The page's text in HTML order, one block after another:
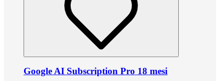
Google AI Subscription Pro 18 mesi